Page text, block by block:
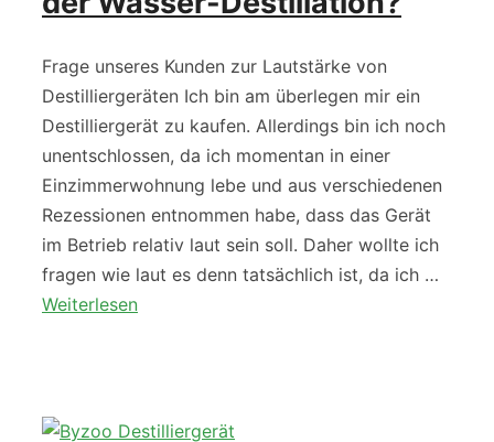
Frage unseres Kunden zur Lautstärke von
Destilliergeräten Ich bin am überlegen mir ein
Destilliergerät zu kaufen. Allerdings bin ich noch
unentschlossen, da ich momentan in einer
Einzimmerwohnung lebe und aus verschiedenen
Rezessionen entnommen habe, dass das Gerät
im Betrieb relativ laut sein soll. Daher wollte ich
fragen wie laut es denn tatsächlich ist, da ich …
Weiterlesen